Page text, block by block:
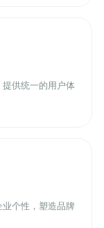
供统一的用户体
个性，塑造品牌